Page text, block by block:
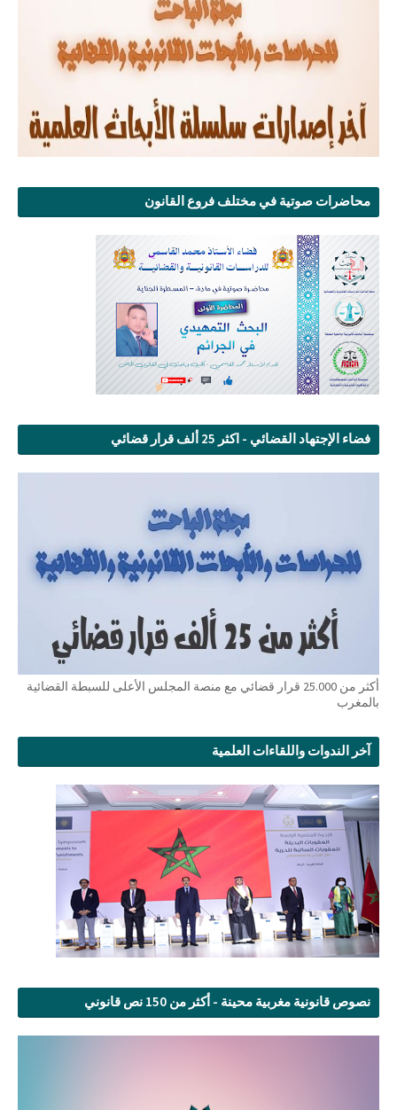
محاضرات صوتية في مختلف فروع القانون
فضاء الإجتهاد القضائي - اكثر 25 ألف قرار قضائي
أكثر من 25.000 قرار قضائي مع منصة المجلس الأعلى للسبطة القضائية
بالمغرب
آخر الندوات واللقاءات العلمية
نصوص قانونية مغربية محينة - أكثر من 150 نص قانوني